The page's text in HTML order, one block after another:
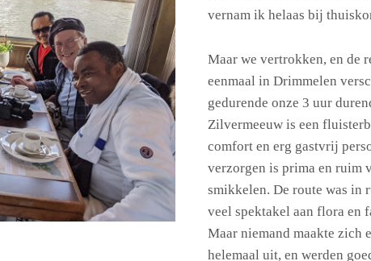
vernam ik helaas bij
Maar we vertrokken, en de
eenmaal in Drimmelen
gedurende onze 3 uur
Zilvermeeuw is een
comfort en erg gastvrij
verzorgen is prima en ruim
smikkelen. De route was in
veel spektakel aan flora en
Maar niemand maakte zich
helemaal uit, en werden